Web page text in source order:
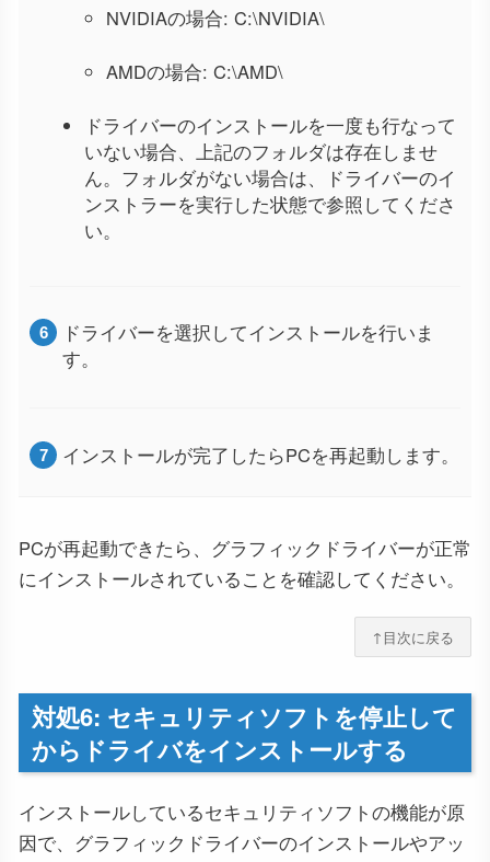
NVIDIAの場合: C:\NVIDIA\
AMDの場合: C:\AMD\
ドライバーのインストールを一度も行なって
いない場合、上記のフォルダは存在しませ
ん。フォルダがない場合は、ドライバーのイ
ンストラーを実行した状態で参照してくださ
い。
ドライバーを選択してインストールを行いま
す。
インストールが完了したらPCを再起動します。
PCが再起動できたら、グラフィックドライバーが正常
にインストールされていることを確認してください。
↑目次に戻る
対処6: セキュリティソフトを停止して
からドライバをインストールする
インストールしているセキュリティソフトの機能が原
因で、グラフィックドライバーのインストールやアッ